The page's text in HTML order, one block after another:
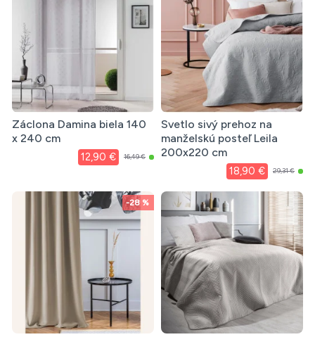
Záclona Damina biela 140
x 240 cm
12,90 € 16,49 €
Svetlo sivý prehoz na
manželskú posteľ Leila
200x220 cm
18,90 € 29,31 €
-28 %